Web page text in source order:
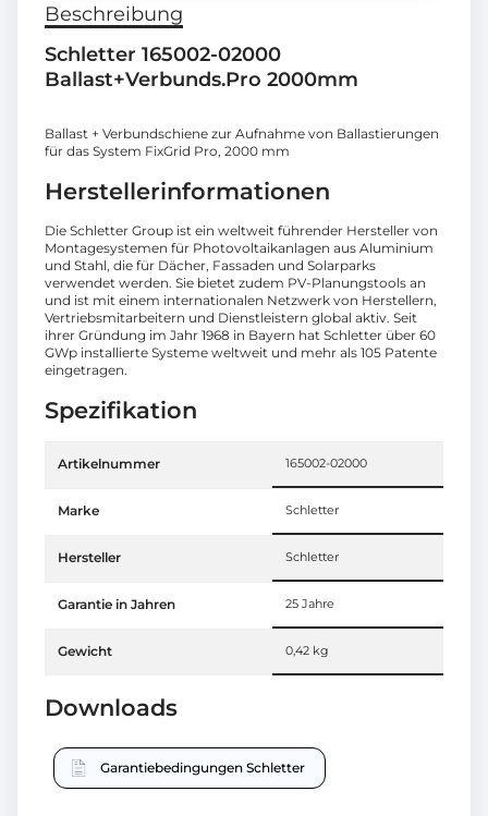
Beschreibung
Schletter 165002-02000
Ballast+Verbunds.Pro 2000mm
Ballast + Verbundschiene zur Aufnahme von Ballastierungen
für das System FixGrid Pro, 2000 mm
Herstellerinformationen
Die Schletter Group ist ein weltweit führender Hersteller von
Montagesystemen für Photovoltaikanlagen aus Aluminium
und Stahl, die für Dächer, Fassaden und Solarparks
verwendet werden. Sie bietet zudem PV-Planungstools an
und ist mit einem internationalen Netzwerk von Herstellern,
Vertriebsmitarbeitern und Dienstleistern global aktiv. Seit
ihrer Gründung im Jahr 1968 in Bayern hat Schletter über 60
GWp installierte Systeme weltweit und mehr als 105 Patente
eingetragen.
Spezifikation
Artikelnummer 165002-02000
Marke Schletter
Hersteller Schletter
Garantie in Jahren 25 Jahre
Gewicht 0,42 kg
Downloads
Garantiebedingungen Schletter